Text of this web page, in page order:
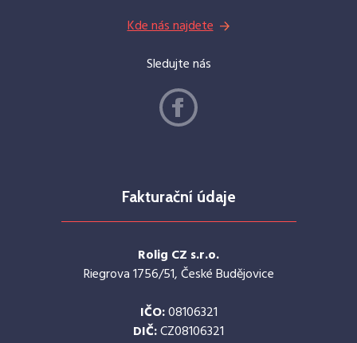
Kde nás najdete
Sledujte nás
Fakturační údaje
Rolig CZ s.r.o.
Riegrova 1756/51, České Budějovice
IČO:08106321
DIČ:CZ08106321